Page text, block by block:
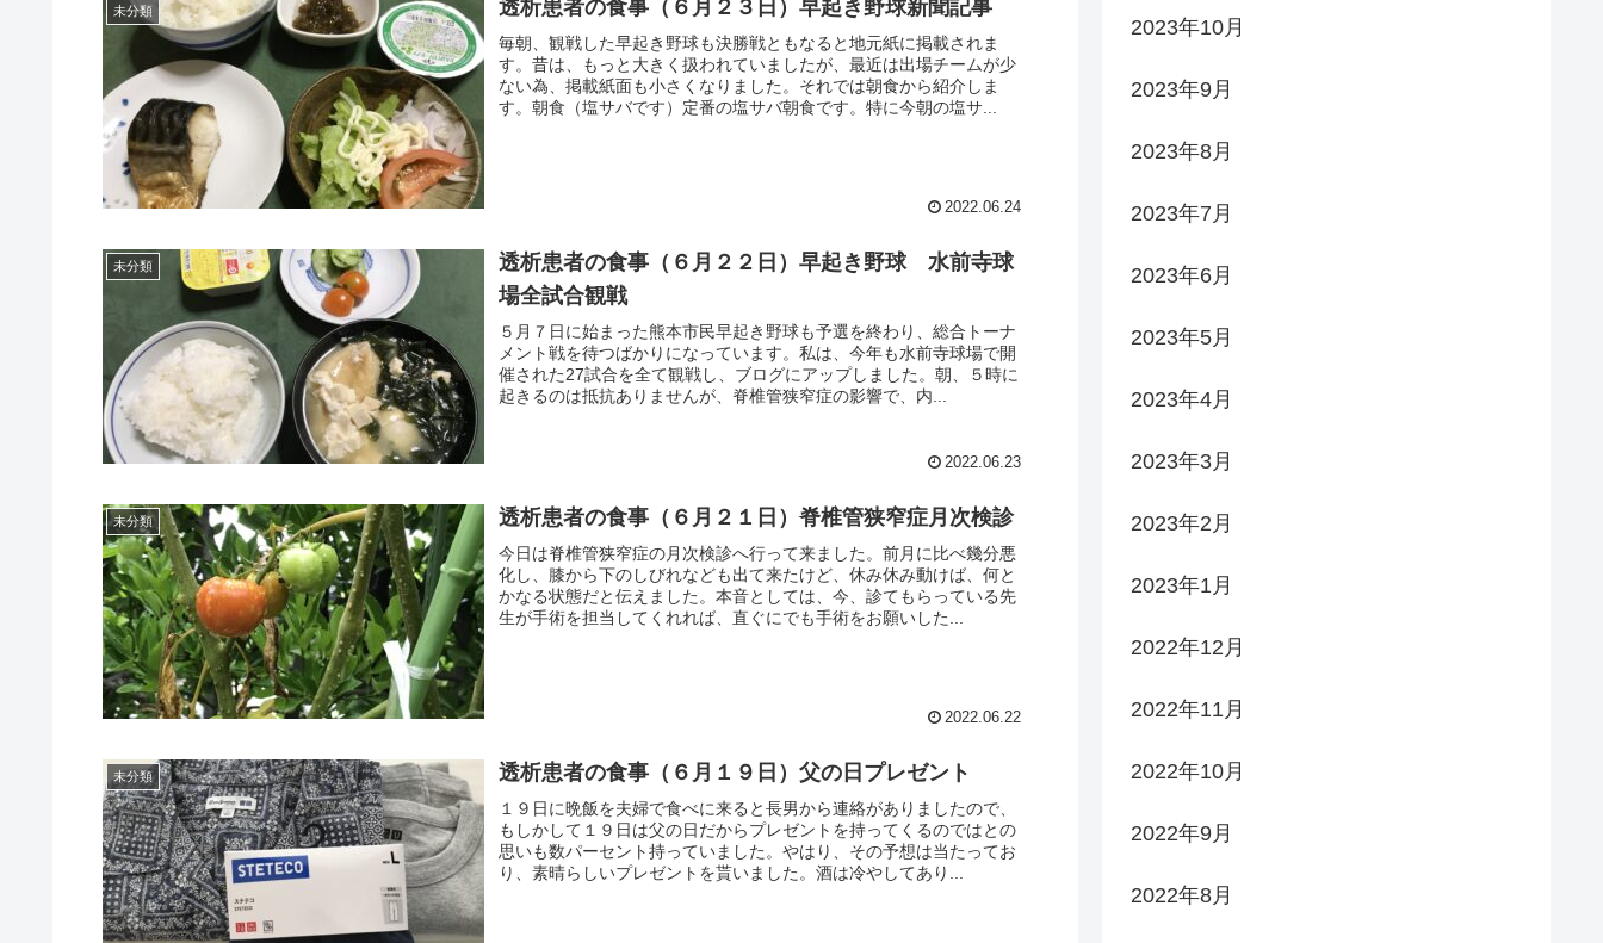
未分類 透析患者の食事（６月２３日）早起き野球新聞記事
毎朝、観戦した早起き野球も決勝戦ともなると地元紙に掲載されま
す。昔は、もっと大きく扱われていましたが、最近は出場チームが少
ない為、掲載紙面も小さくなりました。それでは朝食から紹介しま
す。朝食（塩サバです）定番の塩サバ朝食です。特に今朝の塩サ...
2022.06.24
未分類
透析患者の食事（６月２２日）早起き野球 水前寺球
場全試合観戦
５月７日に始まった熊本市民早起き野球も予選を終わり、総合トーナ
メント戦を待つばかりになっています。私は、今年も水前寺球場で開
催された27試合を全て観戦し、ブログにアップしました。朝、５時に
起きるのは抵抗ありませんが、脊椎管狭窄症の影響で、内...
2022.06.23
未分類 透析患者の食事（６月２１日）脊椎管狭窄症月次検診
今日は脊椎管狭窄症の月次検診へ行って来ました。前月に比べ幾分悪
化し、膝から下のしびれなども出て来たけど、休み休み動けば、何と
かなる状態だと伝えました。本音としては、今、診てもらっている先
生が手術を担当してくれれば、直ぐにでも手術をお願いした...
2022.06.22
未分類 透析患者の食事（６月１９日）父の日プレゼント
１９日に晩飯を夫婦で食べに来ると長男から連絡がありましたので、
もしかして１９日は父の日だからプレゼントを持ってくるのではとの
思いも数パーセント持っていました。やはり、その予想は当たってお
り、素晴らしいプレゼントを貰いました。酒は冷やしてあり...
2023年10月
2023年9月
2023年8月
2023年7月
2023年6月
2023年5月
2023年4月
2023年3月
2023年2月
2023年1月
2022年12月
2022年11月
2022年10月
2022年9月
2022年8月